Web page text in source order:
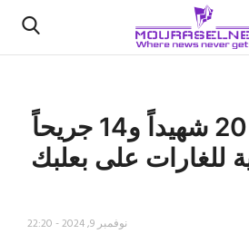
وزارة الصحة: 20 شهيداً و14 جريحاً
للغارات على بعلبك
نوفمبر 9, 2024 - 22:20